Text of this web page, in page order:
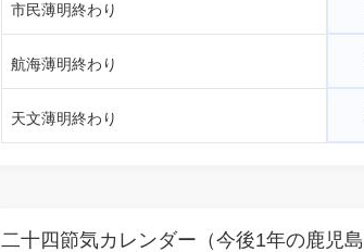
市民薄明終わり
航海薄明終わり
天文薄明終わり
二十四節気カレンダー（今後1年の鹿児島